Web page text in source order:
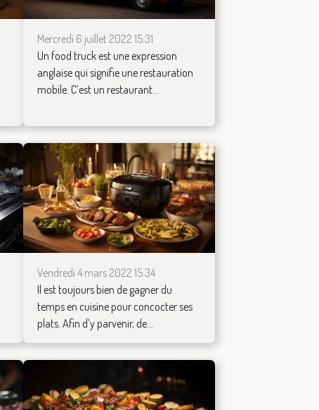
Mercredi 6 juillet 2022 15:31
Un food truck est une expression
anglaise qui signifie une restauration
mobile. C’est un restaurant...
Vendredi 4 mars 2022 15:34
Il est toujours bien de gagner du
temps en cuisine pour concocter ses
plats. Afin d’y parvenir, de...